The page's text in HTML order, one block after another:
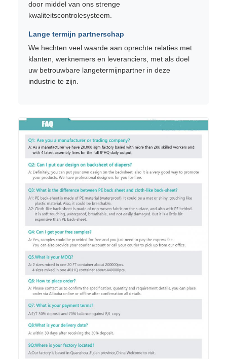
door middel van ons strenge
kwaliteitscontrolesysteem.
Lange termijn partnerschap
We hechten veel waarde aan oprechte relaties met
klanten, werknemers en leveranciers, met als doel
uw betrouwbare langetermijnpartner in deze
industrie te zijn.